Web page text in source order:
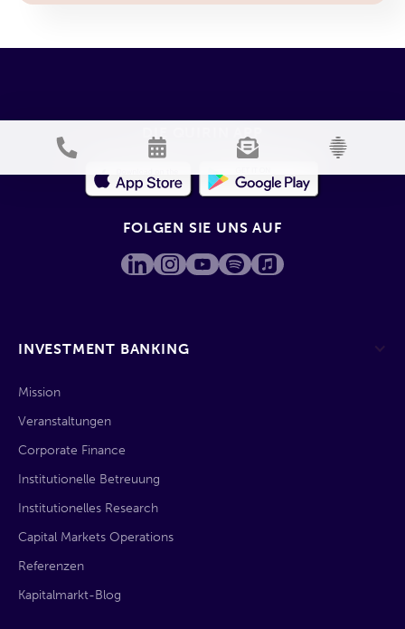
INVESTMENT BANKING
Mission
Veranstaltungen
Corporate Finance
Institutionelle Betreuung
Institutionelles Research
Capital Markets Operations
Referenzen
Kapitalmarkt-Blog
FOLGEN SIE UNS AUF